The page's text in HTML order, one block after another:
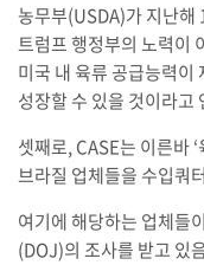
농무부(USDA)가 지난해
트럼프 행정부의 노력이
미국 내 육류 공급능력이
성장할 수 있을 것이라고
셋째로, CASE는 이른바
브라질 업체들을 수입쿼
여기에 해당하는 업체들
(DOJ)의 조사를 받고 있